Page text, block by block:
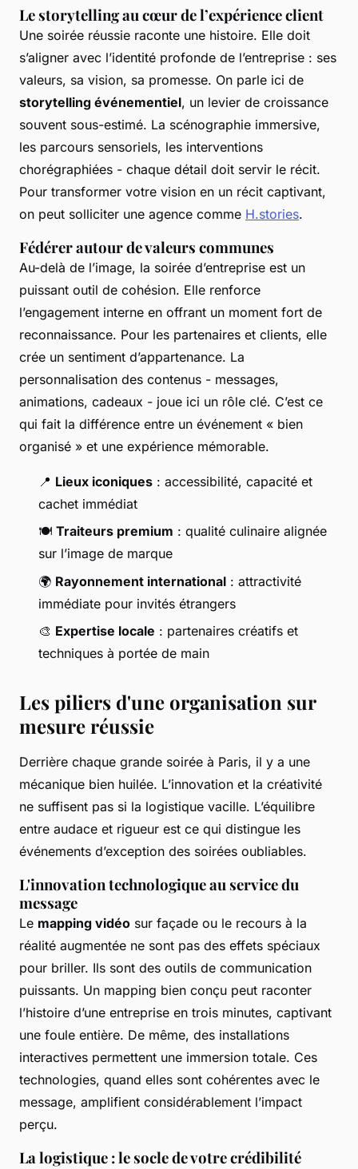
Le storytelling au cœur de l’expérience client
Une soirée réussie raconte une histoire. Elle doit
s’aligner avec l’identité profonde de l’entreprise : ses
valeurs, sa vision, sa promesse. On parle ici de
storytelling événementiel, un levier de croissance
souvent sous-estimé. La scénographie immersive,
les parcours sensoriels, les interventions
chorégraphiées - chaque détail doit servir le récit.
Pour transformer votre vision en un récit captivant,
on peut solliciter une agence comme H.stories.
Fédérer autour de valeurs communes
Au-delà de l’image, la soirée d’entreprise est un
puissant outil de cohésion. Elle renforce
l’engagement interne en offrant un moment fort de
reconnaissance. Pour les partenaires et clients, elle
crée un sentiment d’appartenance. La
personnalisation des contenus - messages,
animations, cadeaux - joue ici un rôle clé. C’est ce
qui fait la différence entre un événement « bien
organisé » et une expérience mémorable.
📍 Lieux iconiques : accessibilité, capacité et
cachet immédiat
🍽️ Traiteurs premium : qualité culinaire alignée
sur l’image de marque
🌍 Rayonnement international : attractivité
immédiate pour invités étrangers
🎨 Expertise locale : partenaires créatifs et
techniques à portée de main
Les piliers d'une organisation sur
mesure réussie
Derrière chaque grande soirée à Paris, il y a une
mécanique bien huilée. L’innovation et la créativité
ne suffisent pas si la logistique vacille. L’équilibre
entre audace et rigueur est ce qui distingue les
événements d’exception des soirées oubliables.
L'innovation technologique au service du
message
Le mapping vidéo sur façade ou le recours à la
réalité augmentée ne sont pas des effets spéciaux
pour briller. Ils sont des outils de communication
puissants. Un mapping bien conçu peut raconter
l’histoire d’une entreprise en trois minutes, captivant
une foule entière. De même, des installations
interactives permettent une immersion totale. Ces
technologies, quand elles sont cohérentes avec le
message, amplifient considérablement l’impact
perçu.
La logistique : le socle de votre crédibilité